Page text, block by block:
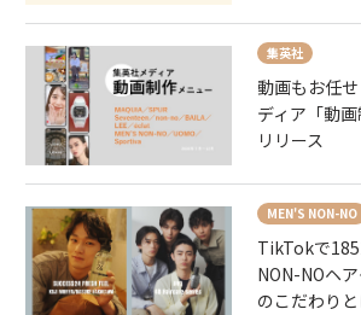
集英社
動画もお任
ディア「動
リリース
MEN'S NON-NO
TikTokで
NON-NOヘ
のこだわりと